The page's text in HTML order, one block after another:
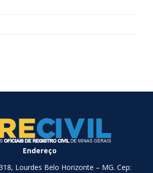
Endereço
Lourdes Belo Horizonte – MG. Cep: